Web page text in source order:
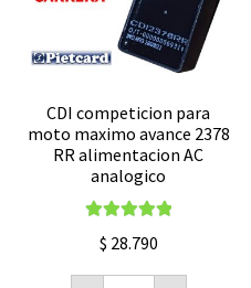
CDI competicion para
moto maximo avance 2378
RR alimentacion AC
analogico
5.00
$ 28.790
CDI